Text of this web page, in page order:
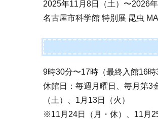
2025年11月8日（土）〜2026年
名古屋市科学館 特別展 昆虫
9時30分〜17時（最終入館16時
休館日：毎週月曜日、毎月第3
（土）、1月13日（火）
※11月24日（月・休）、11月